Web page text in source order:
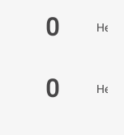
0 Нет
0 Нет